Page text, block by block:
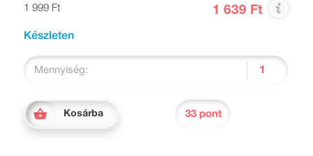
1 999 Ft
1 639 Ft
Készleten
Mennyiség:
Kosárba 33 pont